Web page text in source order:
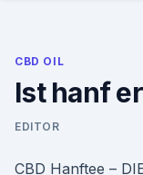
CBD OIL
Ist hanf
EDITOR
CBD Hanftee –